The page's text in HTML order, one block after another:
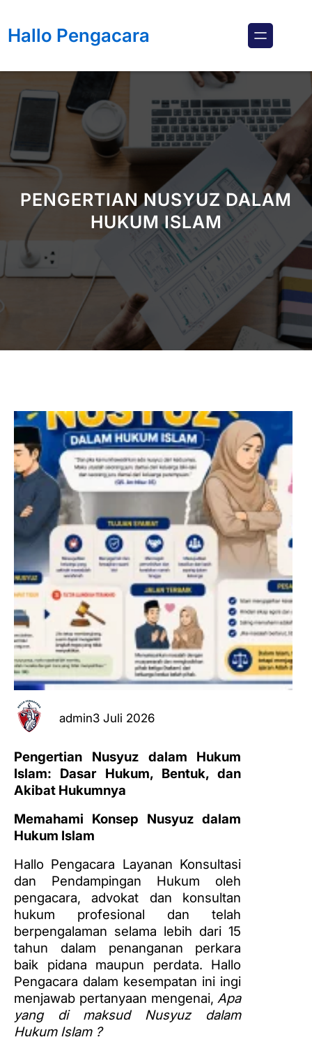
konten
Hallo Pengacara
PENGERTIAN NUSYUZ DALAM
HUKUM ISLAM
admin3 Juli 2026
Pengertian Nusyuz dalam Hukum
Islam: Dasar Hukum, Bentuk, dan
Akibat Hukumnya
Memahami Konsep Nusyuz dalam
Hukum Islam
Hallo Pengacara Layanan Konsultasi
dan Pendampingan Hukum oleh
pengacara, advokat dan konsultan
hukum profesional dan telah
berpengalaman selama lebih dari 15
tahun dalam penanganan perkara
baik pidana maupun perdata. Hallo
Pengacara dalam kesempatan ini ingi
menjawab pertanyaan mengenai,Apa
yang di maksud Nusyuz dalam
Hukum Islam ?